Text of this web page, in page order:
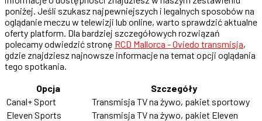
poniżej. Jeśli szukasz najpewniejszych i legalnych sposobów na
oglądanie meczu w telewizji lub online, warto sprawdzić aktualne
oferty platform. Dla bardziej szczegółowych rozwiązań
polecamy odwiedzić stronę RCD Mallorca - Oviedo transmisja,
gdzie znajdziesz najnowsze informacje na temat opcji oglądania
tego spotkania.
Opcja
Szczegóły
Canal+ Sport
Transmisja TV na żywo, pakiet sportowy
Eleven Sports
Transmisja TV na żywo, pakiet Eleven